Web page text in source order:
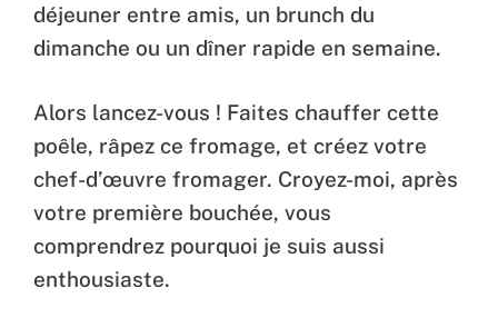
déjeuner entre amis, un brunch du
dimanche ou un dîner rapide en semaine.
Alors lancez-vous ! Faites chauffer cette
poêle, râpez ce fromage, et créez votre
chef-d’œuvre fromager. Croyez-moi, après
votre première bouchée, vous
comprendrez pourquoi je suis aussi
enthousiaste.